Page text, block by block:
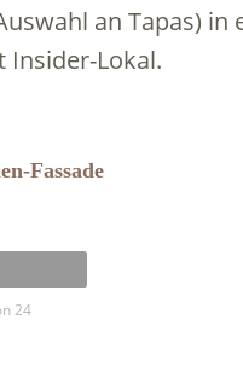
an Tapas) in
Insider-Lokal.
Fassade
24